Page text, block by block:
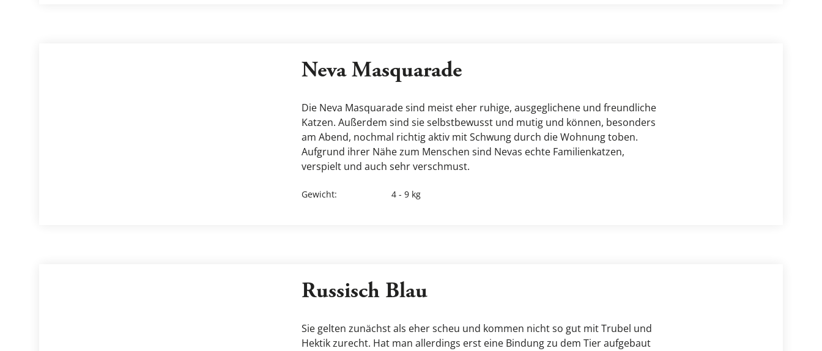
Neva Masquarade
Die Neva Masquarade sind meist eher ruhige, ausgeglichene und freundliche
Katzen. Außerdem sind sie selbstbewusst und mutig und können, besonders
am Abend, nochmal richtig aktiv mit Schwung durch die Wohnung toben.
Aufgrund ihrer Nähe zum Menschen sind Nevas echte Familienkatzen,
verspielt und auch sehr verschmust.
Gewicht: 4 - 9 kg
Russisch Blau
Sie gelten zunächst als eher scheu und kommen nicht so gut mit Trubel und
Hektik zurecht. Hat man allerdings erst eine Bindung zu dem Tier aufgebaut